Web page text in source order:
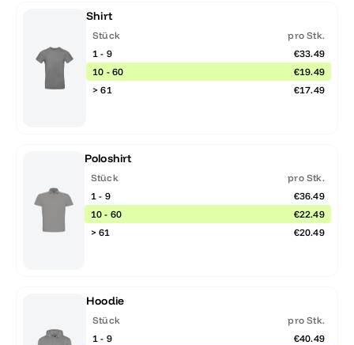
Shirt
Stück
pro Stk.
1 - 9
€33.49
10 - 60
€19.49
> 61
€17.49
Poloshirt
Stück
pro Stk.
1 - 9
€36.49
10 - 60
€22.49
> 61
€20.49
Hoodie
Stück
pro Stk.
1 - 9
€40.49